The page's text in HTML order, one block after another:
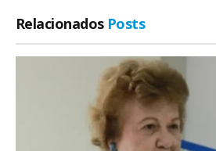
Relacionados Posts